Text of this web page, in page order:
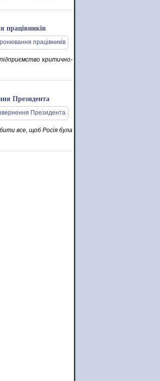
працівників
підприємство критично-
Президента
все, щоб Росія була